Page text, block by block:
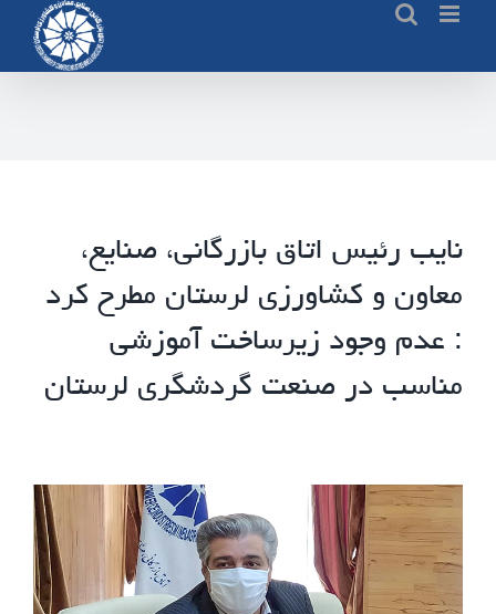
content
نایب رئیس اتاق بازرگانی، صنایع،
معاون و کشاورزی لرستان مطرح کرد
: عدم وجود زیرساخت آموزشی
مناسب در صنعت گردشگری لرستان